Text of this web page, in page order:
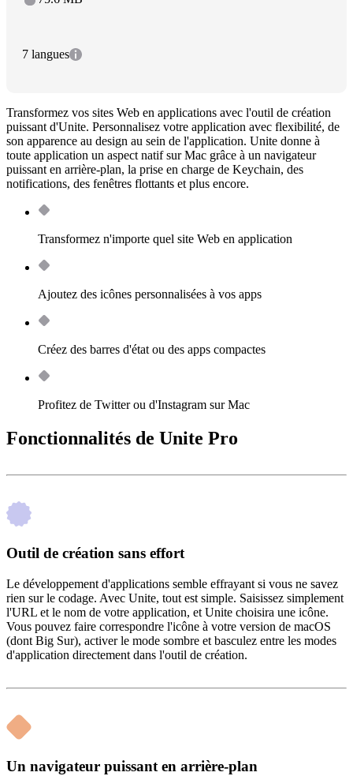
7 langues
Transformez vos sites Web en applications avec l'outil de création
puissant d'Unite. Personnalisez votre application avec flexibilité, de
son apparence au design au sein de l'application. Unite donne à
toute application un aspect natif sur Mac grâce à un navigateur
puissant en arrière-plan, la prise en charge de Keychain, des
notifications, des fenêtres flottants et plus encore.
Transformez n'importe quel site Web en application
Ajoutez des icônes personnalisées à vos apps
Créez des barres d'état ou des apps compactes
Profitez de Twitter ou d'Instagram sur Mac
Fonctionnalités de Unite Pro
Outil de création sans effort
Le développement d'applications semble effrayant si vous ne savez
rien sur le codage. Avec Unite, tout est simple. Saisissez simplement
l'URL et le nom de votre application, et Unite choisira une icône.
Vous pouvez faire correspondre l'icône à votre version de macOS
(dont Big Sur), activer le mode sombre et basculez entre les modes
d'application directement dans l'outil de création.
Un navigateur puissant en arrière-plan